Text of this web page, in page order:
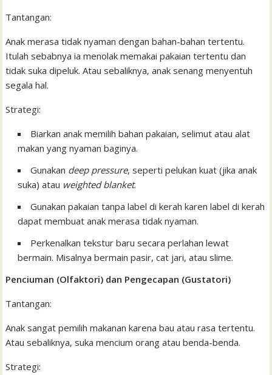
Tantangan:
Anak merasa tidak nyaman dengan bahan-bahan tertentu.
Itulah sebabnya ia menolak memakai pakaian tertentu dan
tidak suka dipeluk. Atau sebaliknya, anak senang menyentuh
segala hal.
Strategi:
Biarkan anak memilih bahan pakaian, selimut atau alat
makan yang nyaman baginya.
Gunakan deep pressure, seperti pelukan kuat (jika anak
suka) atau weighted blanket.
Gunakan pakaian tanpa label di kerah karen label di kerah
dapat membuat anak merasa tidak nyaman.
Perkenalkan tekstur baru secara perlahan lewat
bermain. Misalnya bermain pasir, cat jari, atau slime.
Penciuman (Olfaktori) dan Pengecapan (Gustatori)
Tantangan:
Anak sangat pemilih makanan karena bau atau rasa tertentu.
Atau sebaliknya, suka mencium orang atau benda-benda.
Strategi: